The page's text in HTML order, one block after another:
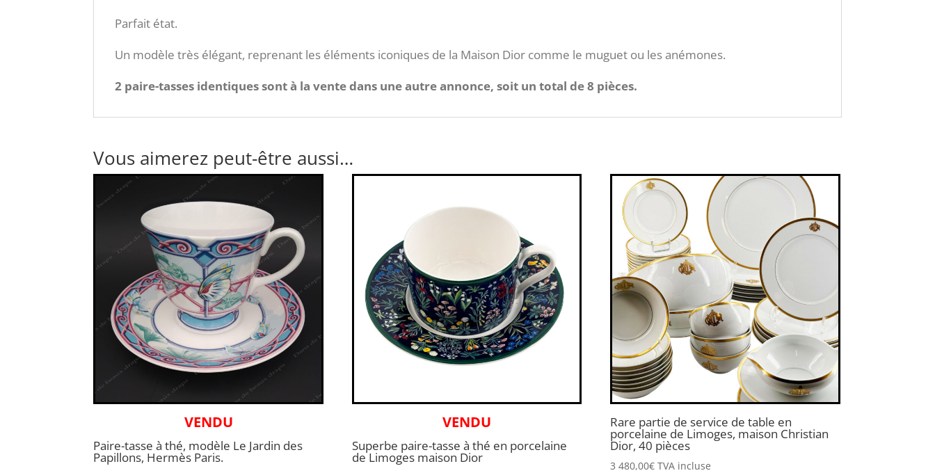
Parfait état.
Un modèle très élégant, reprenant les éléments iconiques de la Maison Dior comme le muguet ou les anémones.
2 paire-tasses identiques sont à la vente dans une autre annonce, soit un total de 8 pièces.
Vous aimerez peut-être aussi…
VENDU
Paire-tasse à thé, modèle Le Jardin des
Papillons, Hermès Paris.
VENDU
Superbe paire-tasse à thé en porcelaine
de Limoges maison Dior
Rare partie de service de table en
porcelaine de Limoges, maison Christian
Dior, 40 pièces
3 480,00€ TVA incluse